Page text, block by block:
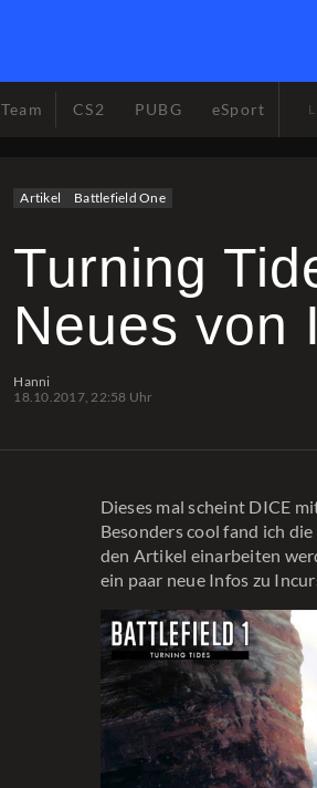
Team CS2 PUBG eSport
Artikel Battlefield One
Turning
Neues von
Hanni
18.10.2017, 22:58 Uhr
Dieses mal scheint DICE
Besonders cool fand ich
den Artikel einarbeiten
ein paar neue Infos zu